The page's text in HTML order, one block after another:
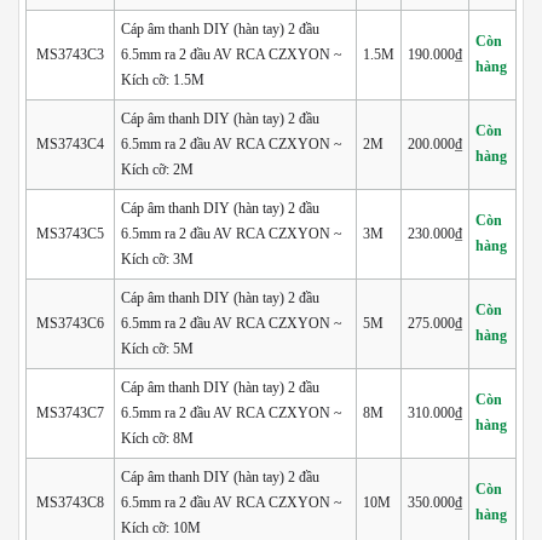
MS3743C3
Cáp âm thanh DIY (hàn tay) 2 đầu
6.5mm ra 2 đầu AV RCA CZXYON ~
Kích cỡ: 1.5M
1.5M 190.000₫
Còn
hàng
MS3743C4
Cáp âm thanh DIY (hàn tay) 2 đầu
6.5mm ra 2 đầu AV RCA CZXYON ~
Kích cỡ: 2M
2M 200.000₫
Còn
hàng
MS3743C5
Cáp âm thanh DIY (hàn tay) 2 đầu
6.5mm ra 2 đầu AV RCA CZXYON ~
Kích cỡ: 3M
3M 230.000₫
Còn
hàng
MS3743C6
Cáp âm thanh DIY (hàn tay) 2 đầu
6.5mm ra 2 đầu AV RCA CZXYON ~
Kích cỡ: 5M
5M 275.000₫
Còn
hàng
MS3743C7
Cáp âm thanh DIY (hàn tay) 2 đầu
6.5mm ra 2 đầu AV RCA CZXYON ~
Kích cỡ: 8M
8M 310.000₫
Còn
hàng
MS3743C8
Cáp âm thanh DIY (hàn tay) 2 đầu
6.5mm ra 2 đầu AV RCA CZXYON ~
Kích cỡ: 10M
10M 350.000₫
Còn
hàng